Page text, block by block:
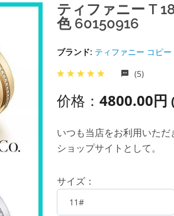
ティファニー T
色 60150916
ブランド: ティファニー コピー
(5)
价格： 4800.00円
いつも当店をお利用いた
ショップサイトとして。
サイズ：